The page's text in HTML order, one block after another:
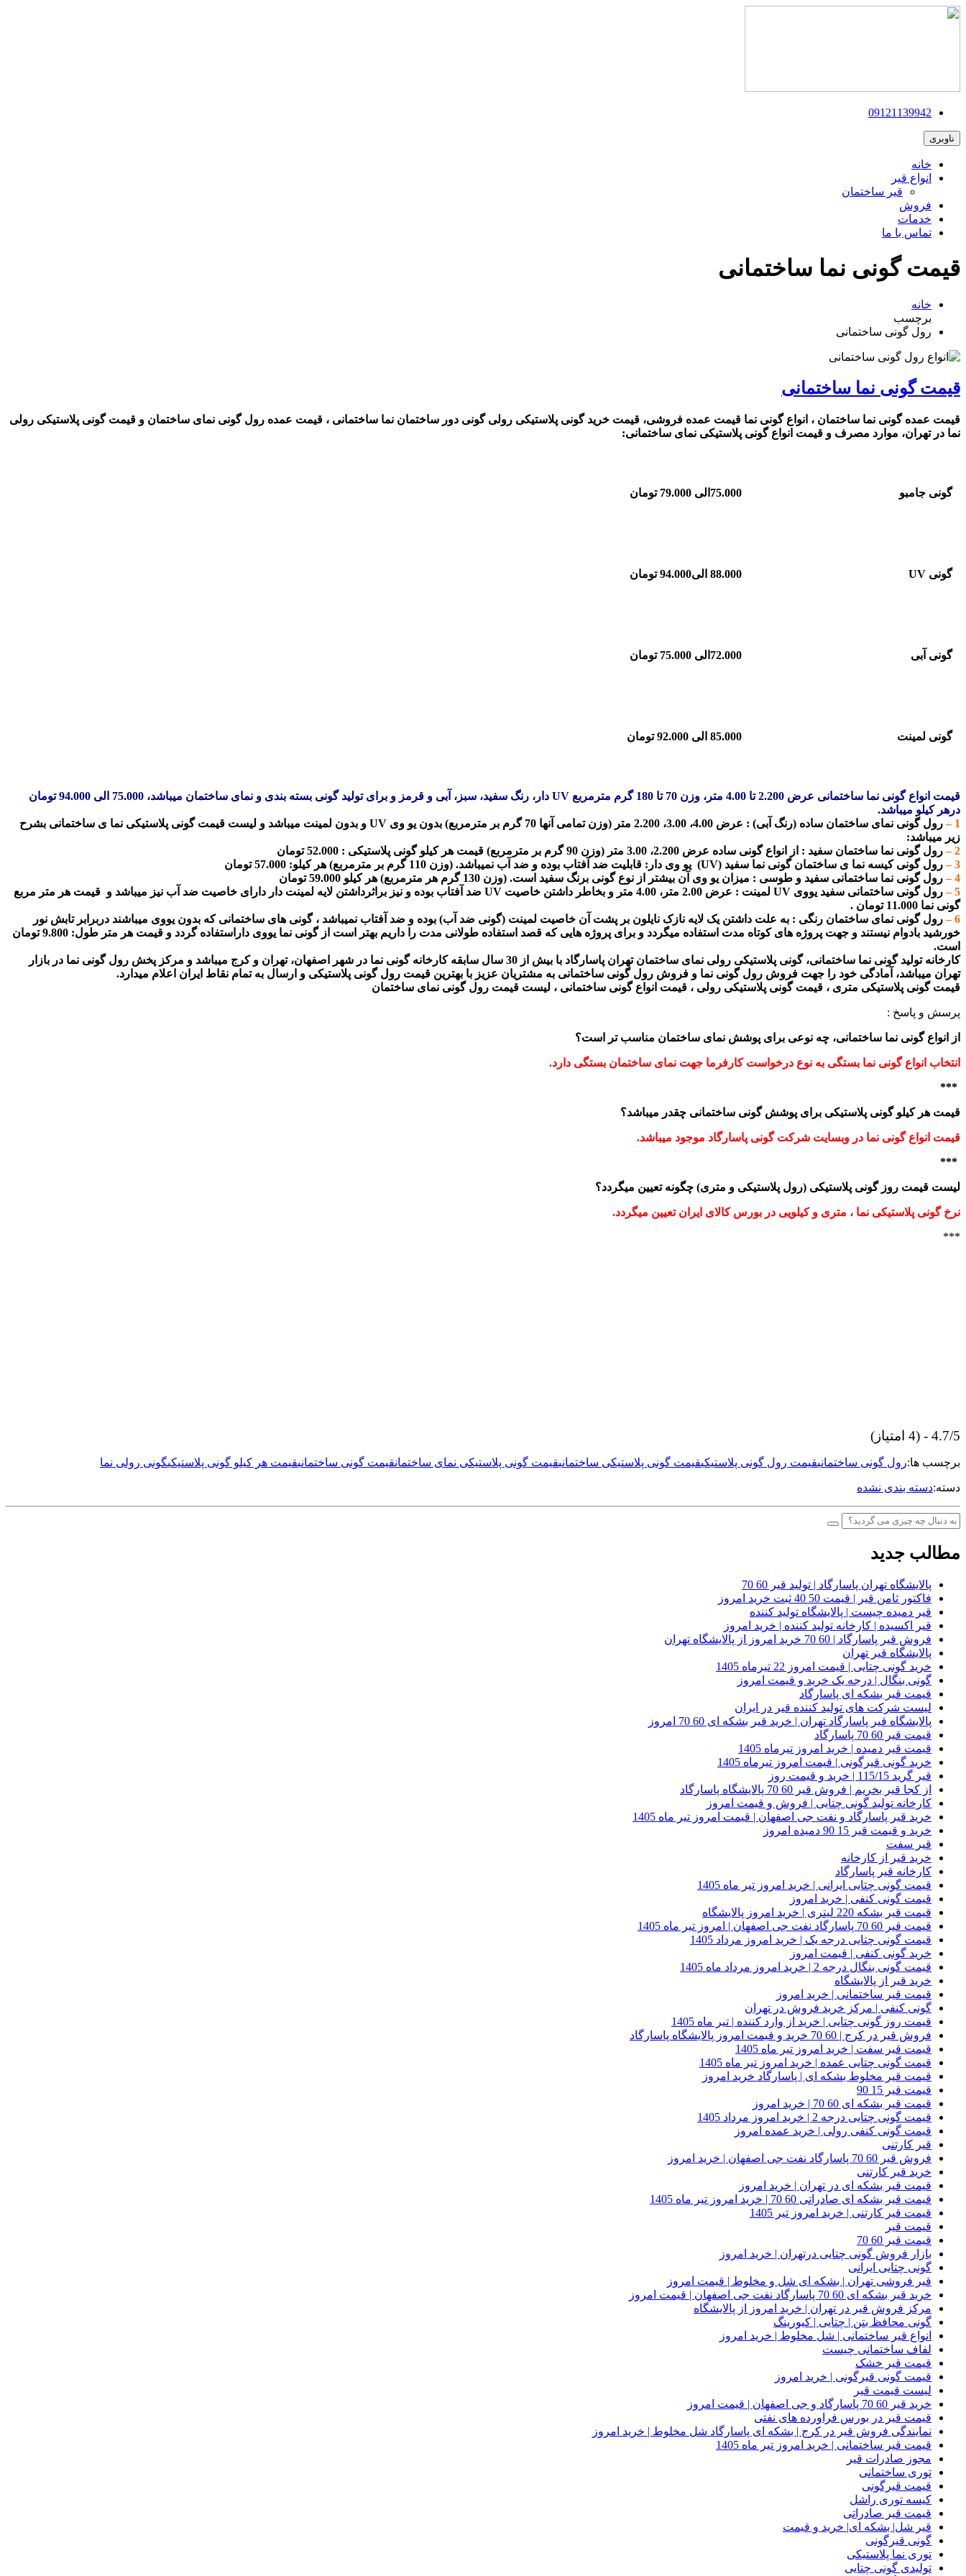
09121139942
ناوبری
خانه
انواع قیر
قیر ساختمان
فروش
خدمات
تماس با ما
قیمت گونی نما ساختمانی
خانه
برچسب
رول گونی ساختمانی
قیمت گونی نما ساختمانی
قیمت عمده گونی نما ساختمان ، انواع گونی نما قیمت عمده فروشی، قیمت خرید گونی پلاستیکی رولی گونی دور ساختمان نما ساختمانی ، قیمت عمده رول گونی نمای ساختمان و قیمت گونی پلاستیکی رولی
نما در تهران، موارد مصرف و قیمت انواع گونی پلاستیکی نمای ساختمانی:
گونی جامبو
گونی UV
گونی آبی
گونی لمینت
قیمت انواع گونی نما ساختمانی عرض 2.200 تا 4.00 متر، وزن 70 تا 180 گرم مترمربع UV دار، رنگ سفید، سبز، آبی و قرمز و برای تولید گونی بسته بندی و نمای ساختمان میباشد، 75.000 الی 94.000 تومان
درهر کیلو میباشد.
1 –
رول گونی نمای ساختمان ساده (رنگ آبی) : عرض 4.00، 3.00، 2.200 متر (وزن تمامی آنها 70 گرم بر مترمربع) بدون یو وی UV و بدون لمینت میباشد و لیست قیمت گونی پلاستیکی نما ی ساختمانی بشرح
زیر میباشد:
2 –
رول گونی نما ساختمان سفید : از انواع گونی ساده عرض 2.200، 3.00 متر (وزن 90 گرم بر مترمربع) قیمت هر کیلو گونی پلاستیکی : 52.000 تومان
3 –
رول گونی کیسه نما ی ساختمان گونی نما سفید (UV) یو وی دار: قابلیت ضد آفتاب بوده و ضد آب نمیباشد. (وزن 110 گرم بر مترمربع) هر کیلو: 57.000 تومان
4 –
رول گونی نما ساختمانی سفید و طوسی : میزان یو وی آن بیشتر از نوع گونی برنگ سفید است. (وزن 130 گرم هر مترمربع) هر کیلو 59.000 تومان
5 –
رول گونی ساختمانی سفید یووی UV لمینت : عرض 2.00 متر، 4.00 متر و بخاطر داشتن خاصیت UV ضد آفتاب بوده و نیز براثرداشتن لایه لمینت دار دارای خاصیت ضد آب نیز میباشد و قیمت هر متر مربع
گونی نما 11.000 تومان .
6 –
رول گونی نمای ساختمان رنگی : به علت داشتن یک لایه نازک نایلون بر پشت آن خاصیت لمینت (گونی ضد آب) بوده و ضد آفتاب نمیباشد ، گونی های ساختمانی که بدون یووی میباشند دربرابر تابش نور
خورشید بادوام نیستند و جهت پروژه های کوتاه مدت استفاده میگردد و برای پروژه هایی که قصد استفاده طولانی مدت را داریم بهتر است از گونی نما یووی داراستفاده گردد و قیمت هر متر طول: 9.800 تومان
است.
کارخانه تولید گونی نما ساختمانی، گونی پلاستیکی رولی نمای ساختمان تهران پاسارگاد با بیش از 30 سال سابقه کارخانه گونی نما در شهر اصفهان، تهران و کرج میباشد و مرکز پخش رول گونی نما در بازار
تهران میباشد، آمادگی خود را جهت فروش رول گونی نما و فروش رول گونی ساختمانی به مشتریان عزیز با بهترین قیمت رول گونی پلاستیکی و ارسال به تمام نقاط ایران اعلام میدارد.
قیمت گونی پلاستیکی متری ، قیمت گونی پلاستیکی رولی ، قیمت انواع گونی ساختمانی ، لیست قیمت رول گونی نمای ساختمان
پرسش و پاسخ :
از انواع گونی نما ساختمانی، چه نوعی برای پوشش نمای ساختمان مناسب تر است؟
انتخاب انواع گونی نما بستگی به نوع درخواست کارفرما جهت نمای ساختمان بستگی دارد.
***
قیمت هر کیلو گونی پلاستیکی برای پوشش گونی ساختمانی چقدر میباشد؟
قیمت انواع گونی نما در وبسایت شرکت گونی پاسارگاد موجود میباشد.
***
لیست قیمت روز گونی پلاستیکی (رول پلاستیکی و متری) چگونه تعیین میگردد؟
نرخ گونی پلاستیکی نما ، متری و کیلویی در بورس کالای ایران تعیین میگردد.
***
4.7/5 - (4 امتیاز)
برچسب ها:رول گونی ساختمانیقیمت رول گونی پلاستیکیقیمت گونی پلاستیکی ساختمانیقیمت گونی پلاستیکی نمای ساختمانقیمت گونی ساختمانیقیمت هر کیلو گونی پلاستیکیگونی رولی نما
دسته:دسته بندی نشده
مطالب جدید
پالایشگاه تهران پاسارگاد | تولید قیر 60 70
فاکتور ثامن قیر | قیمت 50 40 ثبت خرید امروز
قیر دمیده چیست | پالایشگاه تولید کننده
قیر اکسیده | کارخانه تولید کننده | خرید امروز
فروش قیر پاسارگاد | 60 70 خرید امروز از پالایشگاه تهران
پالایشگاه قیر تهران
خرید گونی چتایی | قیمت امروز 22 تیرماه 1405
گونی بنگال | درجه یک خرید و قیمت امروز
قیمت قیر بشکه ای پاسارگاد
لیست شرکت های تولید کننده قیر در ایران
پالایشگاه قیر پاسارگاد تهران | خرید قیر بشکه ای 60 70 امروز
قیمت قیر 60 70 پاسارگاد
قیمت قیر دمیده | خرید امروز تیرماه 1405
خرید گونی قیرگونی | قیمت امروز تیرماه 1405
قیر گرید 115/15 | خرید و قیمت روز
از کجا قیر بخریم | فروش قیر 60 70 پالایشگاه پاسارگاد
کارخانه تولید گونی چتایی | فروش و قیمت امروز
خرید قیر پاسارگاد و نفت جی اصفهان | قیمت امروز تیر ماه 1405
خرید و قیمت قیر 15 90 دمیده امروز
قیر سفت
خرید قیر از کارخانه
کارخانه قیر پاسارگاد
قیمت گونی چتایی ایرانی | خرید امروز تیر ماه 1405
قیمت گونی کنفی | خرید امروز
قیمت قیر بشکه 220 لیتری | خرید امروز پالایشگاه
قیمت قیر 60 70 پاسارگاد نفت جی اصفهان | امروز تیر ماه 1405
قیمت گونی چتایی درجه یک | خرید امروز مرداد 1405
خرید گونی کنفی | قیمت امروز
قیمت گونی بنگال درجه 2 | خرید امروز مرداد ماه 1405
خرید قیر از پالایشگاه
قیمت قیر ساختمانی | خرید امروز
گونی کنفی | مرکز خرید فروش در تهران
قیمت روز گونی چتایی | خرید از وارد کننده | تیر ماه 1405
فروش قیر در کرج | 60 70 خرید و قیمت امروز پالایشگاه پاسارگاد
قیمت قیر سفت | خرید امروز تیر ماه 1405
قیمت گونی چتایی عمده | خرید امروز تیر ماه 1405
قیمت قیر مخلوط بشکه ای | پاسارگاد خرید امروز
قیمت قیر 15 90
قیمت قیر بشکه ای 60 70 | خرید امروز
قیمت گونی چتایی درجه 2 | خرید امروز مرداد 1405
قیمت گونی کنفی رولی | خرید عمده امروز
قیر کارتنی
فروش قیر 60 70 پاسارگاد نفت جی اصفهان | خرید امروز
خرید قیر کارتنی
قیمت قیر بشکه ای در تهران | خرید امروز
قیمت قیر بشکه ای صادراتی 60 70 | خرید امروز تیر ماه 1405
قیمت قیر کارتنی | خرید امروز تیر 1405
قیمت قیر
قیمت قیر 60 70
بازار فروش گونی چتایی درتهران | خرید امروز
گونی چتایی ایرانی
قیر فروشی تهران | بشکه ای شل و مخلوط | قیمت امروز
خرید قیر بشکه ای 60 70 پاسارگاد نفت جی اصفهان | قیمت امروز
مرکز فروش قیر در تهران | خرید امروز از پالایشگاه
گونی محافظ بتن | چتایی | کیورینگ
انواع قیر ساختمانی | شل مخلوط | خرید امروز
لفاف ساختمانی چیست
قیمت قیر خشک
قیمت گونی قیرگونی | خرید امروز
لیست قیمت قیر
خرید قیر 60 70 پاسارگاد و جی اصفهان | قیمت امروز
قیمت قیر در بورس فراورده های نفتی
نمایندگی فروش قیر در کرج | بشکه ای پاسارگاد شل مخلوط | خرید امروز
قیمت قیر ساختمانی | خرید امروز تیر ماه 1405
مجوز صادرات قیر
توری ساختمانی
قیمت قیرگونی
کیسه توری راشل
قیمت قیر صادراتی
قیر شل| بشکه ای| خرید و قیمت
گونی قیرگونی
توری نما پلاستیکی
تولیدی گونی چتایی